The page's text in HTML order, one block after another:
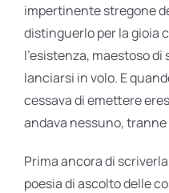
impertinente stregone
distinguerlo per la gioia
l’esistenza, maestoso
lanciarsi in volo. E
cessava di emettere
andava nessuno,
Prima ancora di
poesia di ascolto delle